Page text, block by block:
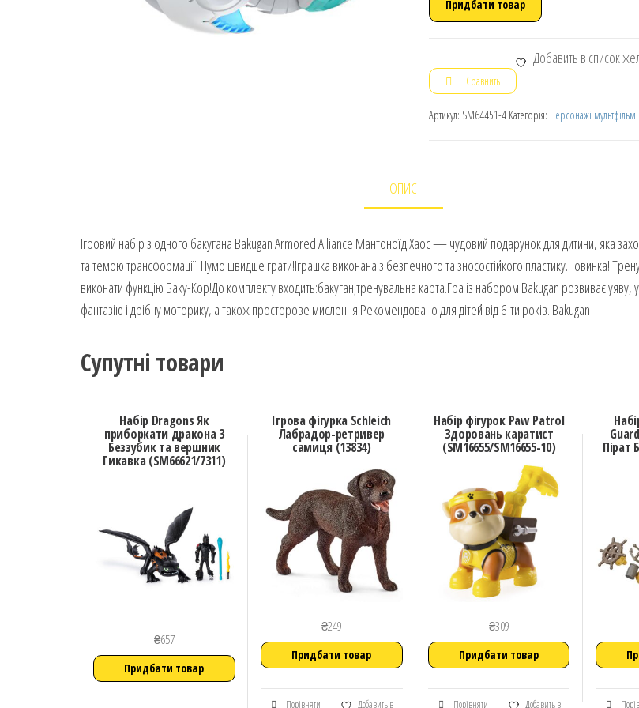
Придбати товар
Добавить в список
Сравнить
Артикул: SM64451-4 Категорія: Персонажі
ОПИС
Ігровий набір з одного бакугана Bakugan Armored Alliance Мантоноїд Хаос — чудовий подарунок для дитини, яка
та темою трансформації. Нумо швидше грати!Іграшка виконана з безпечного та зносостійкого пластику.Новинка!
виконати функцію Баку-Кор!До комплекту входить:бакуган;тренувальна карта.Гра із набором Bakugan розвиває уяву,
фантазію і дрібну моторику, а також просторове мислення.Рекомендовано для дітей від 6-ти років. Bakugan
Супутні товари
Набір Dragons Як
приборкати дракона 3
Беззубик та вершник
Гикавка (SM66621/7311)
₴657
Придбати товар
Ігрова фігурка Schleich
Лабрадор-ретривер
самиця (13834)
₴249
Придбати товар
Порівняти
Добавить в
Набір фігурок Paw Patrol
Здоровань каратист
(SM16655/SM16655-10)
₴309
Придбати товар
Порівняти
Добавить в
Пірат